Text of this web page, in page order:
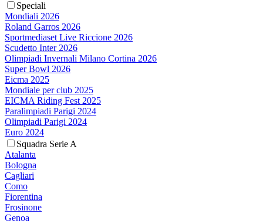
Speciali
Mondiali 2026
Roland Garros 2026
Sportmediaset Live Riccione 2026
Scudetto Inter 2026
Olimpiadi Invernali Milano Cortina 2026
Super Bowl 2026
Eicma 2025
Mondiale per club 2025
EICMA Riding Fest 2025
Paralimpiadi Parigi 2024
Olimpiadi Parigi 2024
Euro 2024
Squadra Serie A
Atalanta
Bologna
Cagliari
Como
Fiorentina
Frosinone
Genoa